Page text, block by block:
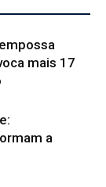
mais 17
a